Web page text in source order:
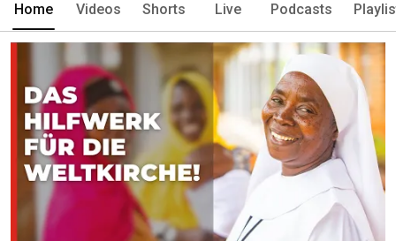
Home Videos Shorts Live Podcasts